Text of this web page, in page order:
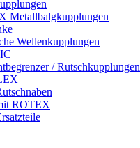
Metallbalgkupplungen
Wellenkupplungen
/ Rutschkupplungen
ROTEX